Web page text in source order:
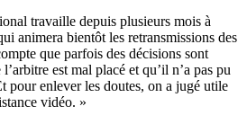
travaille depuis plusieurs mois à
animera bientôt les retransmissions des
que parfois des décisions sont
est mal placé et qu’il n’a pas pu
pour enlever les doutes, on a jugé utile
vidéo. »